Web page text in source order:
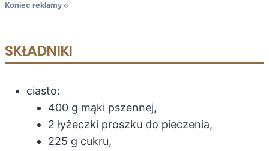
Koniec reklamy
SKŁADNIKI
ciasto:
400 g mąki pszennej,
2 łyżeczki proszku do pieczenia,
225 g cukru,